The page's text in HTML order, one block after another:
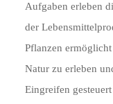
Aufgaben erleben
der
Pflanzen
Natur zu erleben
Eingreifen